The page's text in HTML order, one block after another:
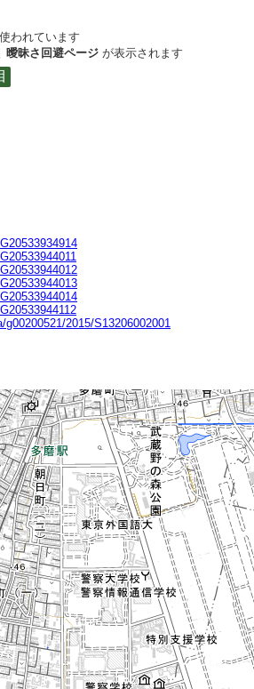
われています
曖昧さ回避ページ が表示されます
2015/S13206002001
TODO